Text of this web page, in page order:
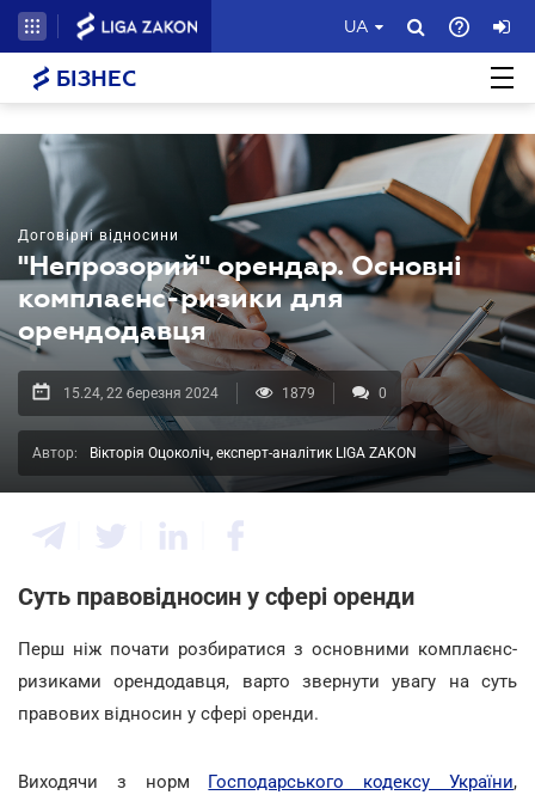
UA
БІЗНЕС
Договірні відносини
"Непрозорий" орендар. Основні
комплаєнс-ризики для
орендодавця
15.24, 22 березня 2024 1879 0
Автор: Вікторія Оцоколіч, експерт-аналітик LIGA ZAKON
Суть правовідносин у сфері оренди
Перш ніж почати розбиратися з основними комплаєнс-
ризиками орендодавця, варто звернути увагу на суть
правових відносин у сфері оренди.
Виходячи з норм Господарського кодексу України,